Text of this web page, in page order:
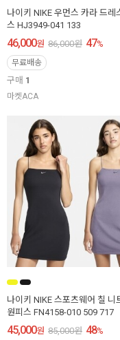
나이키 NIKE 우먼스 카라 드레
스 HJ3949-041 133
46,000원 86,000원 47%
무료배송
구매 1
마켓ACA
나이키 NIKE 스포츠웨어 칠 니
원피스 FN4158-010 509 717
45,000원 85,000원 48%